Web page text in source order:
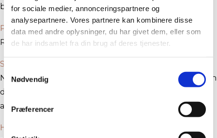
for sociale medier, annonceringspartnere og
analysepartnere. Vores partnere kan kombinere disse
data med andre oplysninger, du har givet dem, eller som
de har indsamlet fra din brug af deres tjenester.
Samtykkevalg
Nødvendig
Præferencer
behandlingens pris.
Parkering
Rædersgade 1-3 –Se rutevejledning
Skal jeg vaske mit hår før en farvebehandling?
Nej, der er ingen grund til at du vasker dit hår på dagen
du kommer forbi, håret er kun nemmere for mig at
arbejde med når det har lidt struktur.
Hvilken produkter forhandler Frisør Louise Juul?